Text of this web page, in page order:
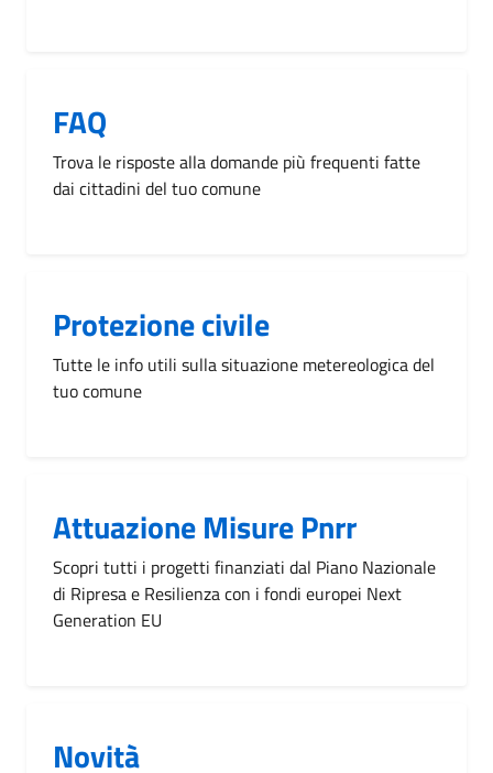
FAQ
Trova le risposte alla domande più frequenti fatte
dai cittadini del tuo comune
Protezione civile
Tutte le info utili sulla situazione metereologica del
tuo comune
Attuazione Misure Pnrr
Scopri tutti i progetti finanziati dal Piano Nazionale
di Ripresa e Resilienza con i fondi europei Next
Generation EU
Novità